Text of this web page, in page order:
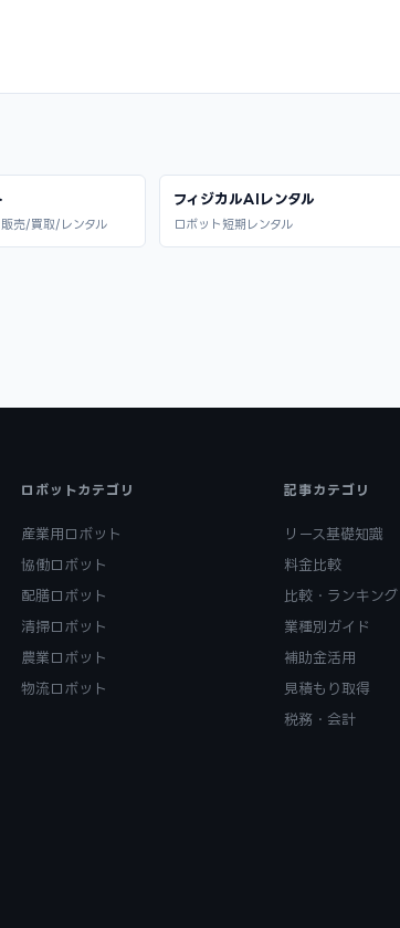
販売/買取/レンタル
フィジカルAIレンタル
ロボット短期レンタル
ロボットカテゴリ
産業用ロボット
協働ロボット
配膳ロボット
清掃ロボット
農業ロボット
物流ロボット
記事カテゴリ
リース基礎知識
料金比較
比較・ランキング
業種別ガイド
補助金活用
見積もり取得
税務・会計